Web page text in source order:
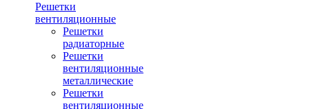
Решетки
вентиляционные
Решетки
радиаторные
Решетки
вентиляционные
металлические
Решетки
вентиляционные